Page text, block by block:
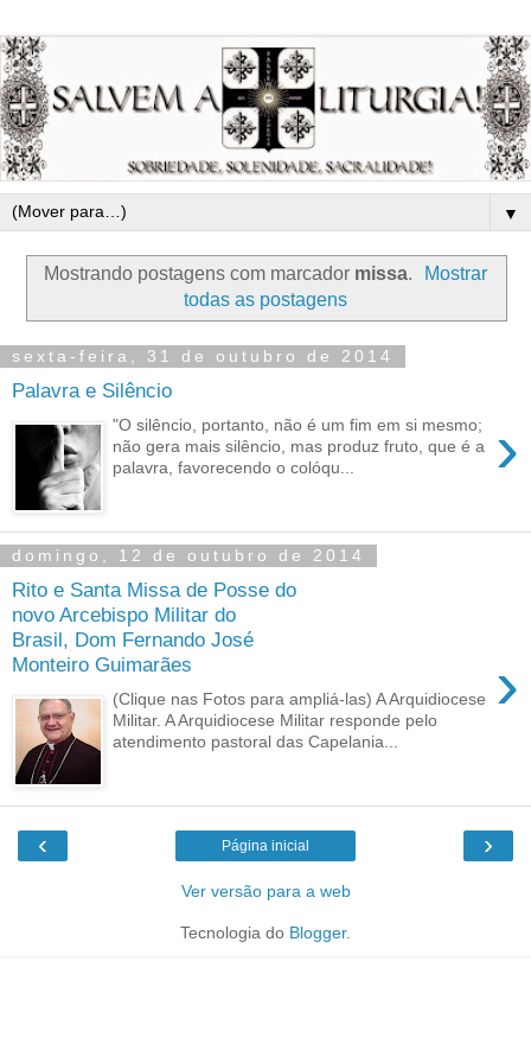
▼
Mostrando postagens com marcador missa.
Mostrar
todas as postagens
sexta-feira, 31 de outubro de 2014
Palavra e Silêncio
›
"O silêncio, portanto, não é um fim em si mesmo;
não gera mais silêncio, mas produz fruto, que é a
palavra, favorecendo o colóqu...
domingo, 12 de outubro de 2014
Rito e Santa Missa de Posse do
novo Arcebispo Militar do
Brasil, Dom Fernando José
Monteiro Guimarães
›
(Clique nas Fotos para ampliá-las) A Arquidiocese
Militar. A Arquidiocese Militar responde pelo
atendimento pastoral das Capelania...
‹ ›
Página inicial
Ver versão para a web
Tecnologia do Blogger.